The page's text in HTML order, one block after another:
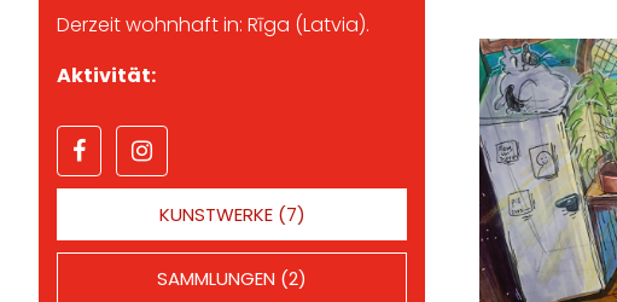
Derzeit wohnhaft in: Rīga (Latvia).
Aktivität:
KUNSTWERKE (7)
SAMMLUNGEN (2)